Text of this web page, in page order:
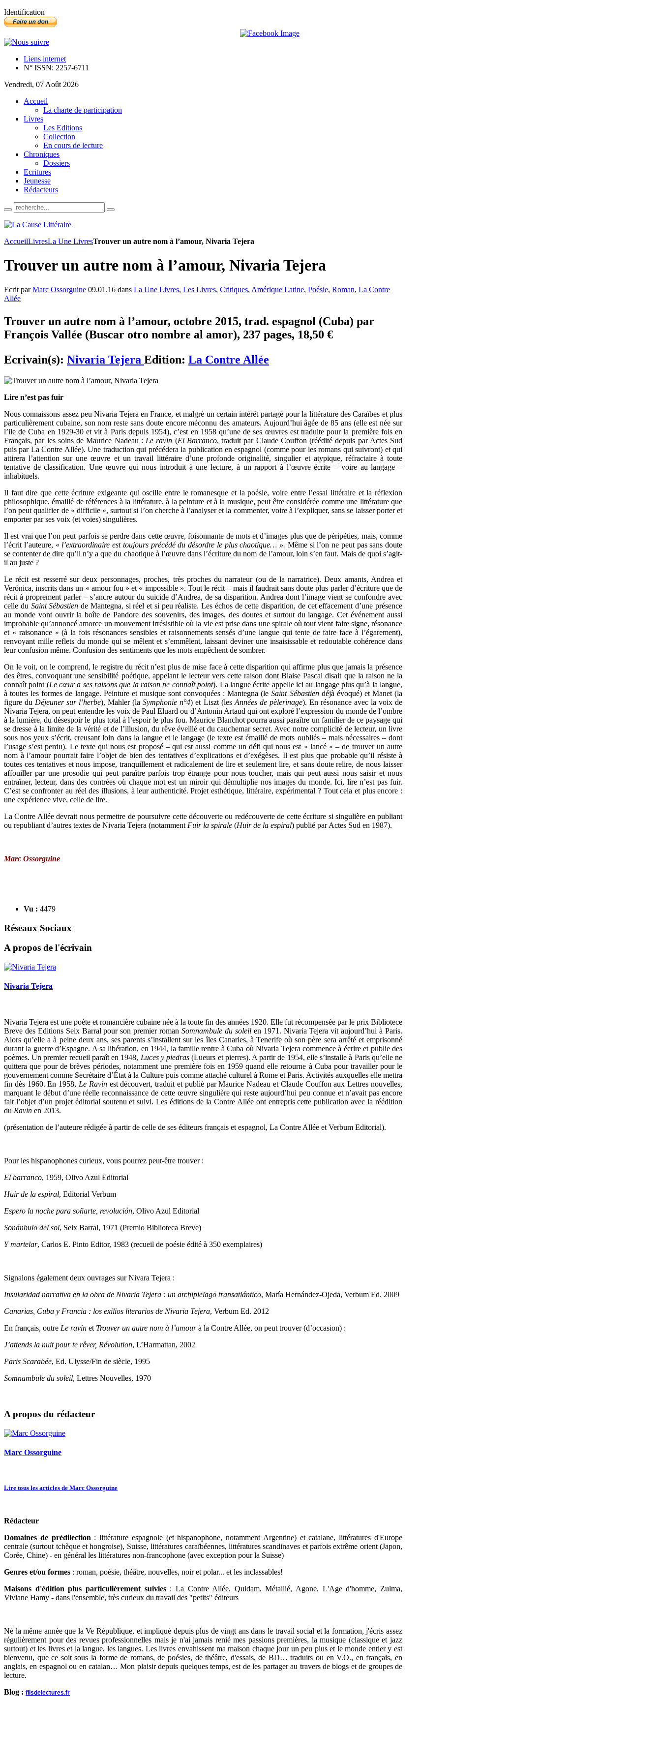
Identification
Liens internet
N° ISSN: 2257-6711
Vendredi, 07 Août 2026
Accueil
La charte de participation
Livres
Les Editions
Collection
En cours de lecture
Chroniques
Dossiers
Ecritures
Jeunesse
Rédacteurs
AccueilLivresLa Une LivresTrouver un autre nom à l’amour, Nivaria Tejera
Trouver un autre nom à l’amour, Nivaria Tejera
Ecrit parMarc Ossorguine 09.01.16 dans La Une Livres, Les Livres, Critiques, Amérique Latine, Poésie, Roman, La Contre
Allée
Trouver un autre nom à l’amour, octobre 2015, trad. espagnol (Cuba) par
François Vallée (Buscar otro nombre al amor), 237 pages, 18,50 €
Ecrivain(s): Nivaria Tejera Edition: La Contre Allée
Lire n’est pas fuir
Nous connaissons assez peu Nivaria Tejera en France, et malgré un certain intérêt partagé pour la littérature des Caraïbes et plus
particulièrement cubaine, son nom reste sans doute encore méconnu des amateurs. Aujourd’hui âgée de 85 ans (elle est née sur
l’ile de Cuba en 1929-30 et vit à Paris depuis 1954), c’est en 1958 qu’une de ses œuvres est traduite pour la première fois en
Français, par les soins de Maurice Nadeau : Le ravin (El Barranco, traduit par Claude Couffon (réédité depuis par Actes Sud
puis par La Contre Allée). Une traduction qui précédera la publication en espagnol (comme pour les romans qui suivront) et qui
attirera l’attention sur une œuvre et un travail littéraire d’une profonde originalité, singulier et atypique, réfractaire à toute
tentative de classification. Une œuvre qui nous introduit à une lecture, à un rapport à l’œuvre écrite – voire au langage –
inhabituels.
Il faut dire que cette écriture exigeante qui oscille entre le romanesque et la poésie, voire entre l’essai littéraire et la réflexion
philosophique, émaillé de références à la littérature, à la peinture et à la musique, peut être considérée comme une littérature que
l’on peut qualifier de « difficile », surtout si l’on cherche à l’analyser et la commenter, voire à l’expliquer, sans se laisser porter et
emporter par ses voix (et voies) singulières.
Il est vrai que l’on peut parfois se perdre dans cette œuvre, foisonnante de mots et d’images plus que de péripéties, mais, comme
l’écrit l’auteure, « l’extraordinaire est toujours précédé du désordre le plus chaotique… ». Même si l’on ne peut pas sans doute
se contenter de dire qu’il n’y a que du chaotique à l’œuvre dans l’écriture du nom de l’amour, loin s’en faut. Mais de quoi s’agit-
il au juste ?
Le récit est resserré sur deux personnages, proches, très proches du narrateur (ou de la narratrice). Deux amants, Andrea et
Verónica, inscrits dans un « amour fou » et « impossible ». Tout le récit – mais il faudrait sans doute plus parler d’écriture que de
récit à proprement parler – s’ancre autour du suicide d’Andrea, de sa disparition. Andrea dont l’image vient se confondre avec
celle du Saint Sébastien de Mantegna, si réel et si peu réaliste. Les échos de cette disparition, de cet effacement d’une présence
au monde vont ouvrir la boîte de Pandore des souvenirs, des images, des doutes et surtout du langage. Cet événement aussi
improbable qu’annoncé amorce un mouvement irrésistible où la vie est prise dans une spirale où tout vient faire signe, résonance
et « raisonance » (à la fois résonances sensibles et raisonnements sensés d’une langue qui tente de faire face à l’égarement),
renvoyant mille reflets du monde qui se mêlent et s’emmêlent, laissant deviner une insaisissable et redoutable cohérence dans
leur confusion même. Confusion des sentiments que les mots empêchent de sombrer.
On le voit, on le comprend, le registre du récit n’est plus de mise face à cette disparition qui affirme plus que jamais la présence
des êtres, convoquant une sensibilité poétique, appelant le lecteur vers cette raison dont Blaise Pascal disait que la raison ne la
connaît point (Le cœur a ses raisons que la raison ne connaît point). La langue écrite appelle ici au langage plus qu’à la langue,
à toutes les formes de langage. Peinture et musique sont convoquées : Mantegna (leSaint Sébastiendéjà évoqué) et Manet (la
figure du Déjeuner sur l’herbe), Mahler (laSymphonie n°4) et Liszt (les Années de pèlerinage). En résonance avec la voix de
Nivaria Tejera, on peut entendre les voix de Paul Eluard ou d’Antonin Artaud qui ont exploré l’expression du monde de l’ombre
à la lumière, du désespoir le plus total à l’espoir le plus fou. Maurice Blanchot pourra aussi paraître un familier de ce paysage qui
se dresse à la limite de la vérité et de l’illusion, du rêve éveillé et du cauchemar secret. Avec notre complicité de lecteur, un livre
sous nos yeux s’écrit, creusant loin dans la langue et le langage (le texte est émaillé de mots oubliés – mais nécessaires – dont
l’usage s’est perdu). Le texte qui nous est proposé – qui est aussi comme un défi qui nous est « lancé » – de trouver un autre
nom à l’amour pourrait faire l’objet de bien des tentatives d’explications et d’exégèses. Il est plus que probable qu’il résiste à
toutes ces tentatives et nous impose, tranquillement et radicalement de lire et seulement lire, et sans doute relire, de nous laisser
affouiller par une prosodie qui peut paraître parfois trop étrange pour nous toucher, mais qui peut aussi nous saisir et nous
entraîner, lecteur, dans des contrées où chaque mot est un miroir qui démultiplie nos images du monde. Ici, lire n’est pas fuir.
C’est se confronter au réel des illusions, à leur authenticité. Projet esthétique, littéraire, expérimental ? Tout cela et plus encore :
une expérience vive, celle de lire.
La Contre Allée devrait nous permettre de poursuivre cette découverte ou redécouverte de cette écriture si singulière en publiant
ou republiant d’autres textes de Nivaria Tejera (notamment Fuir la spirale (Huir de la espiral) publié par Actes Sud en 1987).
Marc Ossorguine
Vu : 4479
Réseaux Sociaux
A propos de l'écrivain
Nivaria Tejera
Nivaria Tejera est une poète et romancière cubaine née à la toute fin des années 1920. Elle fut récompensée par le prix Bibliotece
Breve des Editions Seix Barral pour son premier romanSomnambule du soleilen 1971. Nivaria Tejera vit aujourd’hui à Paris.
Alors qu’elle a à peine deux ans, ses parents s’installent sur les îles Canaries, à Tenerife où son père sera arrêté et emprisonné
durant la guerre d’Espagne. A sa libération, en 1944, la famille rentre à Cuba où Nivaria Tejera commence à écrire et publie des
poèmes. Un premier recueil paraît en 1948, Luces y piedras (Lueurs et pierres). A partir de 1954, elle s’installe à Paris qu’elle ne
quittera que pour de brèves périodes, notamment une première fois en 1959 quand elle retourne à Cuba pour travailler pour le
gouvernement comme Secrétaire d’État à la Culture puis comme attaché culturel à Rome et Paris. Activités auxquelles elle mettra
fin dès 1960. En 1958, Le Ravinest découvert, traduit et publié par Maurice Nadeau et Claude Couffon aux Lettres nouvelles,
marquant le début d’une réelle reconnaissance de cette œuvre singulière qui reste aujourd’hui peu connue et n’avait pas encore
fait l’objet d’un projet éditorial soutenu et suivi. Les éditions de la Contre Allée ont entrepris cette publication avec la réédition
du Ravin en 2013.
(présentation de l’auteure rédigée à partir de celle de ses éditeurs français et espagnol, La Contre Allée et Verbum Editorial).
Pour les hispanophones curieux, vous pourrez peut-être trouver :
El barranco, 1959, Olivo Azul Editorial
Huir de la espiral, Editorial Verbum
Espero la noche para soñarte, revolución, Olivo Azul Editorial
Sonánbulo del sol, Seix Barral, 1971 (Premio Biblioteca Breve)
Y martelar, Carlos E. Pinto Editor, 1983 (recueil de poésie édité à 350 exemplaires)
Signalons également deux ouvrages sur Nivara Tejera :
Insularidad narrativa en la obra de Nivaria Tejera : un archipielago transatlántico, María Hernández-Ojeda, Verbum Ed. 2009
Canarias, Cuba y Francia : los exilios literarios de Nivaria Tejera, Verbum Ed. 2012
En français, outre Le ravin et Trouver un autre nom à l’amourà la Contre Allée, on peut trouver (d’occasion) :
J’attends la nuit pour te rêver, Révolution, L’Harmattan, 2002
Paris Scarabée, Ed. Ulysse/Fin de siècle, 1995
Somnambule du soleil, Lettres Nouvelles, 1970
A propos du rédacteur
Marc Ossorguine
Lire tous les articles de Marc Ossorguine
Rédacteur
Domaines de prédilection: littérature espagnole (et hispanophone, notamment Argentine) et catalane, littératures d'Europe
centrale (surtout tchèque et hongroise), Suisse, littératures caraïbéennes, littératures scandinaves et parfois extrême orient (Japon,
Corée, Chine) - en général les littératures non-francophone (avec exception pour la Suisse)
Genres et/ou formes : roman, poésie, théâtre, nouvelles, noir et polar... et les inclassables!
Maisons d'édition plus particulièrement suivies : La Contre Allée, Quidam, Métailié, Agone, L'Age d'homme, Zulma,
Viviane Hamy - dans l'ensemble, très curieux du travail des "petits" éditeurs
Né la même année que la Ve République, et impliqué depuis plus de vingt ans dans le travail social et la formation, j'écris assez
régulièrement pour des revues professionnelles mais je n'ai jamais renié mes passions premières, la musique (classique et jazz
surtout) et les livres et la langue, les langues. Les livres envahissent ma maison chaque jour un peu plus et le monde entier y est
bienvenu, que ce soit sous la forme de romans, de poésies, de théâtre, d'essais, de BD… traduits ou en V.O., en français, en
anglais, en espagnol ou en catalan… Mon plaisir depuis quelques temps, est de les partager au travers de blogs et de groupes de
lecture.
Blog : filsdelectures.fr